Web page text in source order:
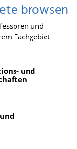
browsen
und
Fachgebiet
und